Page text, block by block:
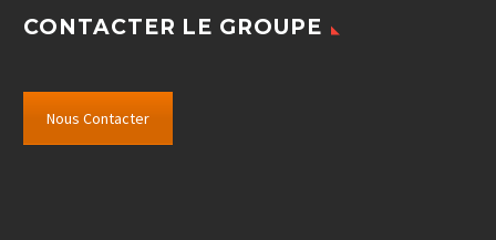
CONTACTER LE GROUPE
Nous Contacter